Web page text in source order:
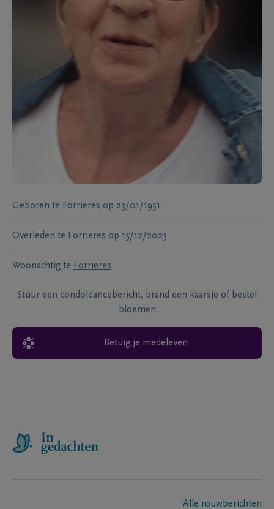
Geboren te Forrieres op 23/01/1951
Overleden te Forrieres op 15/12/2023
Woonachtig te Forrieres
Stuur een condoléancebericht, brand een kaarsje of bestel
bloemen
Betuig je medeleven
Alle rouwberichten